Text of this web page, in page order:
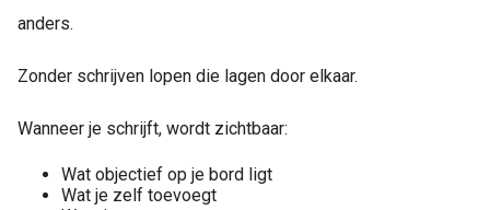
anders.
Zonder schrijven lopen die lagen door elkaar.
Wanneer je schrijft, wordt zichtbaar:
Wat objectief op je bord ligt
Wat je zelf toevoegt